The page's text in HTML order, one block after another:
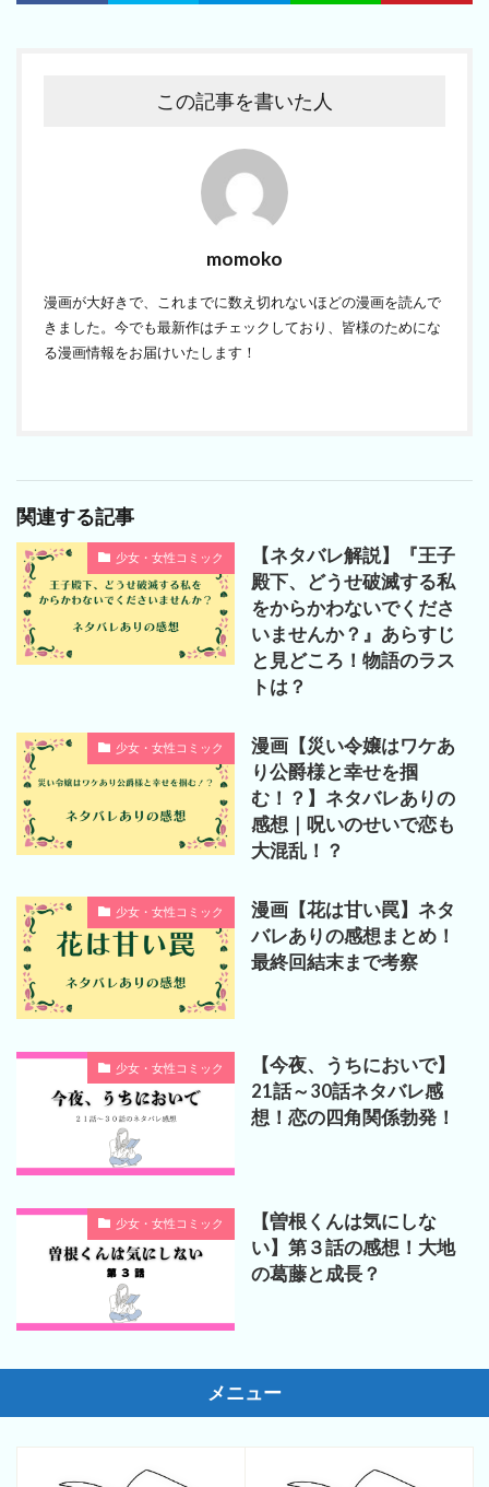
この記事を書いた人
momoko
漫画が大好きで、これまでに数え切れないほどの漫画を読んで
きました。今でも最新作はチェックしており、皆様のためにな
る漫画情報をお届けいたします！
関連する記事
少女・女性コミック
【ネタバレ解説】『王子
殿下、どうせ破滅する私
をからかわないでくださ
いませんか？』あらすじ
と見どころ！物語のラス
トは？
少女・女性コミック
漫画【災い令嬢はワケあ
り公爵様と幸せを掴
む！？】ネタバレありの
感想｜呪いのせいで恋も
大混乱！？
少女・女性コミック
漫画【花は甘い罠】ネタ
バレありの感想まとめ！
最終回結末まで考察
少女・女性コミック
【今夜、うちにおいで】
21話～30話ネタバレ感
想！恋の四角関係勃発！
少女・女性コミック
【曽根くんは気にしな
い】第３話の感想！大地
の葛藤と成長？
メニュー